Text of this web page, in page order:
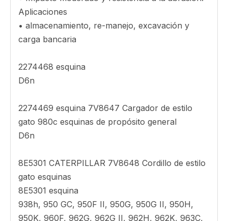
Fabricado en acero con propiedades que
mantienen la dureza por una vida útil
duraderas hacen posible que sus máquinas
entreguen el rendimiento que demanda. Proteja
genuinas de enganche en tierra.
Atributos
Aplicaciones
• almacenamiento, re-manejo, excavación y
carga bancaria
2274468 esquina